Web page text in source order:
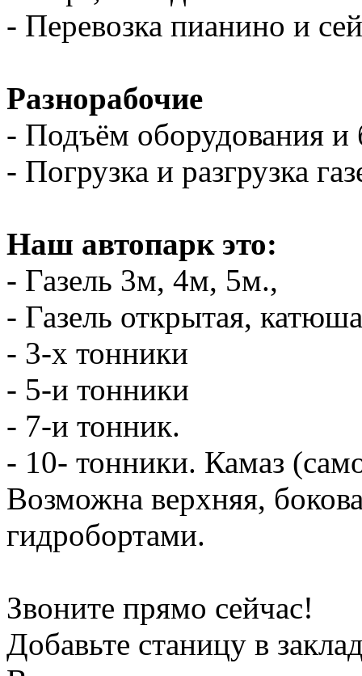
- Перевозка пианино и
Разнорабочие
- Подъём оборудования и
- Погрузка и разгрузка
Наш автопарк это:
- Газель 3м, 4м, 5м.,
- Газель открытая,
- 3-х тонники
- 5-и тонники
- 7-и тонник.
- 10- тонники. Камаз
Возможна верхняя,
гидробортами.
Звоните прямо сейчас!
Добавьте станицу в